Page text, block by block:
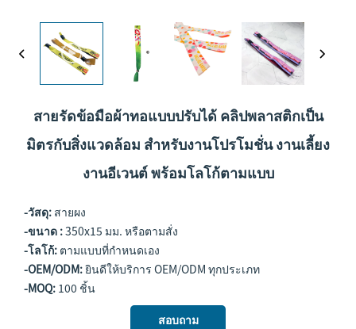
สายรัดข้อมือผ้าทอแบบปรับได้ คลิปพลาสติกเป็น
มิตรกับสิ่งแวดล้อม สำหรับงานโปรโมชั่น งานเลี้ยง
งานอีเวนต์ พร้อมโลโก้ตามแบบ
-วัสดุ: สายผง
-ขนาด :350x15 มม. หรือตามสั่ง
-โลโก้: ตามแบบที่กำหนดเอง
-OEM/ODM:ยินดีให้บริการ OEM/ODM ทุกประเภท
-MOQ: 100 ชิ้น
สอบถาม